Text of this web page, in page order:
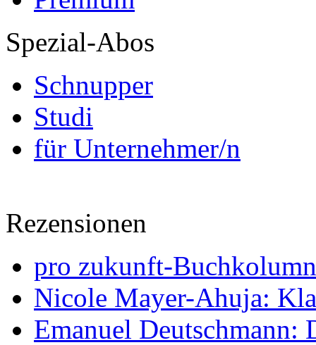
Spezial-Abos
Schnupper
Studi
für Unternehmer/n
Rezensionen
pro zukunft-
Nicole Mayer-Ahuja:
Emanuel Deutschmann: